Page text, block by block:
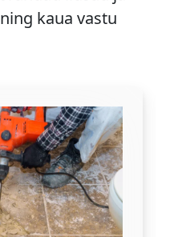
kaua vastu